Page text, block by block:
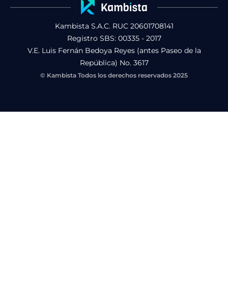
Kambista S.A.C. RUC 20601708141
Registro SBS: 00335 - 2017
V.E. Luis Fernán Bedoya Reyes (antes Paseo de la
República) No. 3617
© Kambista Todos los derechos reservados 2025